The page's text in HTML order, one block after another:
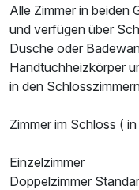
Doppelzimmer
Alle Zimmer in beiden
und verfügen über
Dusche oder
Handtuchheizkörper
in den
Zimmer im Schloss (
Einzelzimmer
Doppelzimmer